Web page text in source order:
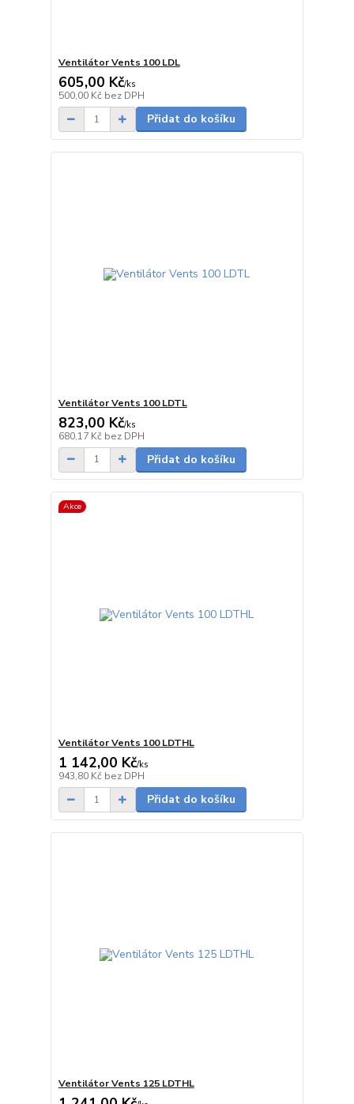
Ventilátor Vents 100 LDL
605,00 Kč/ks
500,00 Kč bez DPH
Přidat do košíku
Ventilátor Vents 100 LDTL
823,00 Kč/ks
680,17 Kč bez DPH
Přidat do košíku
Akce
Ventilátor Vents 100 LDTHL
1 142,00 Kč/ks
943,80 Kč bez DPH
Přidat do košíku
Ventilátor Vents 125 LDTHL